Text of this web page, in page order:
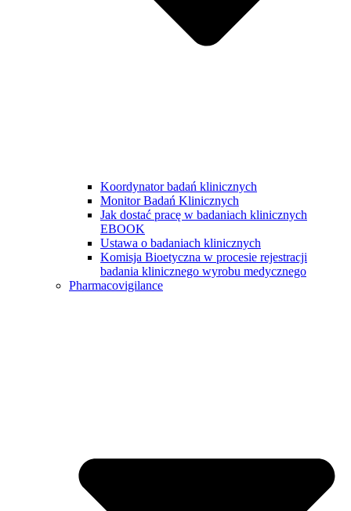
Koordynator badań klinicznych
Monitor Badań Klinicznych
Jak dostać pracę w badaniach klinicznych
EBOOK
Ustawa o badaniach klinicznych
Komisja Bioetyczna w procesie rejestracji
badania klinicznego wyrobu medycznego
Pharmacovigilance